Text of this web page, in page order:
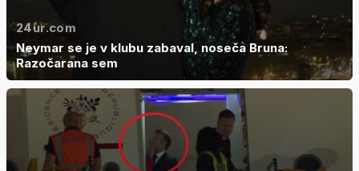
24ur.com
Neymar se je v klubu zabaval, noseča Bruna:
Razočarana sem